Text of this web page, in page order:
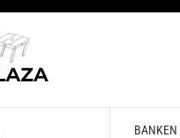
BANKEN